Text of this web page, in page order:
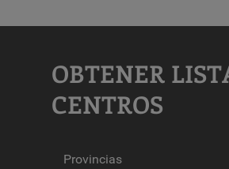
OBTENER
CENTROS